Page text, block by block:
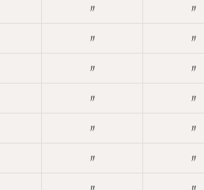
〃 〃
〃 〃
〃 〃
〃 〃
〃 〃
〃 〃